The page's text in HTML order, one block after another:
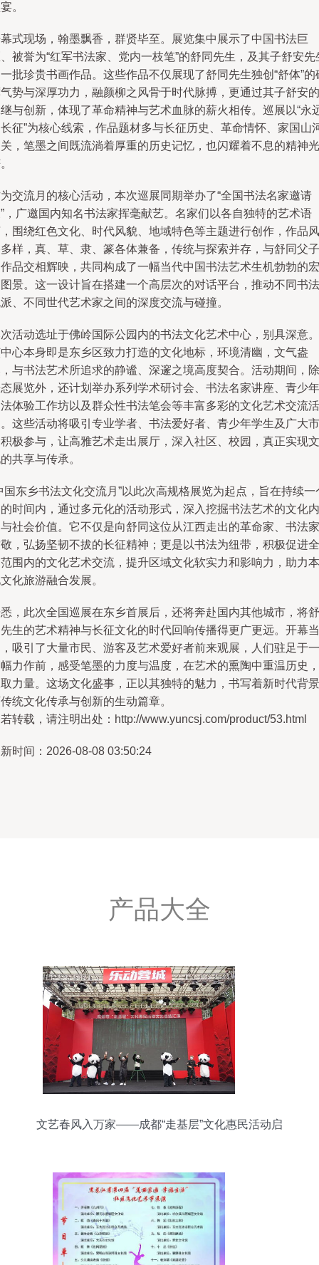
。
式现场，翰墨飘香，群贤毕至。展览集中展示了中国书法巨
被誉为“红军书法家、党内一枝笔”的舒同先生，及其子舒安先
批珍贵书画作品。这些作品不仅展现了舒同先生独创“舒体”的
势与深厚功力，融颜柳之风骨于时代脉搏，更通过其子舒安的
与创新，体现了革命精神与艺术血脉的薪火相传。巡展以“永
征”为核心线索，作品题材多与长征历史、革命情怀、家国山
，笔墨之间既流淌着厚重的历史记忆，也闪耀着不息的精神光
交流月的核心活动，本次巡展同期举办了“全国书法名家邀请
，广邀国内知名书法家挥毫献艺。名家们以各自独特的艺术语
围绕红色文化、时代风貌、地域特色等主题进行创作，作品风
样，真、草、隶、篆各体兼备，传统与探索并存，与舒同父子
品交相辉映，共同构成了一幅当代中国书法艺术生机勃勃的宏
景。这一设计旨在搭建一个高层次的对话平台，推动不同书法
、不同世代艺术家之间的深度交流与碰撞。
活动选址于佛岭国际公园内的书法文化艺术中心，别具深意。
心本身即是东乡区致力打造的文化地标，环境清幽，文气盎
与书法艺术所追求的静谧、深邃之境高度契合。活动期间，除
展览外，还计划举办系列学术研讨会、书法名家讲座、青少年
体验工作坊以及群众性书法笔会等丰富多彩的文化艺术交流活
这些活动将吸引专业学者、书法爱好者、青少年学生及广大市
极参与，让高雅艺术走出展厅，深入社区、校园，真正实现文
共享与传承。
国东乡书法文化交流月”以此次高规格展览为起点，旨在持续一
时间内，通过多元化的活动形式，深入挖掘书法艺术的文化内
社会价值。它不仅是向舒同这位从江西走出的革命家、书法家
，弘扬坚韧不拔的长征精神；更是以书法为纽带，积极促进全
围内的文化艺术交流，提升区域文化软实力和影响力，助力本
化旅游融合发展。
，此次全国巡展在东乡首展后，还将奔赴国内其他城市，将舒
生的艺术精神与长征文化的时代回响传播得更广更远。开幕当
吸引了大量市民、游客及艺术爱好者前来观展，人们驻足于一
力作前，感受笔墨的力度与温度，在艺术的熏陶中重温历史，
力量。这场文化盛事，正以其独特的魅力，书写着新时代背景
统文化传承与创新的生动篇章。
转载，请注明出处：http://www.yuncsj.com/product/53.html
时间：2026-08-08 03:50:24
产品大全
文艺春风入万家——成都“走基层”文化惠民活动启